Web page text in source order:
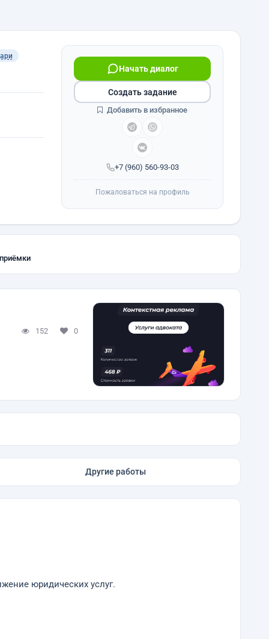
+7 (960) 560-93-03
Начать диалог
Создать задание
Добавить в избранное
Пожаловаться на профиль
152 0
Другие работы
юридических услуг.